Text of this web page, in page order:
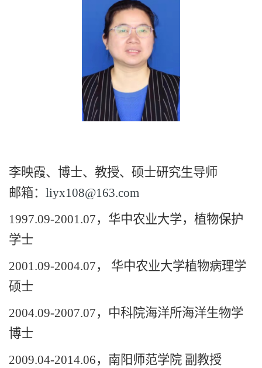
李映霞、博士、教授、硕士研究生导师
邮箱： liyx108@163.com
1997.09-2001.07，华中农业大学，植物保护
学士
2001.09-2004.07， 华中农业大学植物病理学
硕士
2004.09-2007.07，中科院海洋所海洋生物学
博士
2009.04-2014.06，南阳师范学院 副教授